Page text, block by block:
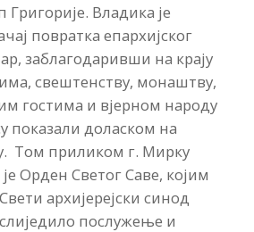
Владика је
повратка епархијског
заблагодаривши на крају
свештенству, монаштву,
гостима и вјерном народу
показали доласком на
Том приликом г. Мирку
Орден Светог Саве, којим
архијерејски синод
послужење и